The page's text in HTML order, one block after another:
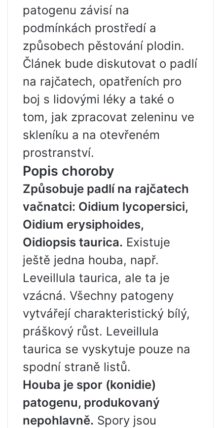
patogenu závisí na
podmínkách prostředí a
způsobech pěstování plodin.
Článek bude diskutovat o padlí
na rajčatech, opatřeních pro
boj s lidovými léky a také o
tom, jak zpracovat zeleninu ve
skleníku a na otevřeném
prostranství.
Popis choroby
Způsobuje padlí na rajčatech
vačnatci: Oidium lycopersici,
Oidium erysiphoides,
Oidiopsis taurica. Existuje
ještě jedna houba, např.
Leveillula taurica, ale ta je
vzácná. Všechny patogeny
vytvářejí charakteristický bílý,
práškový růst. Leveillula
taurica se vyskytuje pouze na
spodní straně listů.
Houba je spor (konidie)
patogenu, produkovaný
nepohlavně. Spory jsou